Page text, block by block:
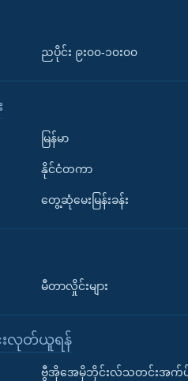
ညပိုင်း ၉း၀၀-၁၀း၀၀
မြန်မာ
နိုင်ငံတကာ
တွေ့ဆုံမေးမြန်းခန်း
မီတာလှိုင်းများ
းလုတ်ယူရန်
ဗွီအိုအေမိုဘိုင်းလ်သတင်းအက်ပ်-